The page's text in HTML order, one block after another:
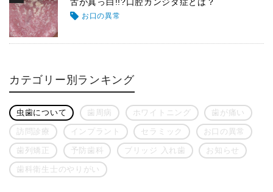
お口の異常
カテゴリー別ランキング
虫歯について 歯周病 ホワイトニング 歯が痛い
訪問診療 インプラント セラミック お口の異常
歯列矯正 予防歯科 ブリッジ 入れ歯 お知らせ
歯科衛生士のやりがい